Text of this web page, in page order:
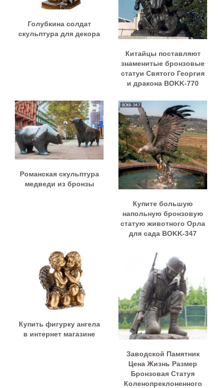
Голубкина солдат
скульптура для декора
Китайцы поставляют
знаменитые бронзовые
статуи Святого Георгия
и дракона BOKK-770
Романская скульптура
медведи из бронзы
Купите большую
напольную бронзовую
статую животного Орла
для сада BOKK-347
Купить фигурку ангела
в интернет магазине
Заводской Памятник
Цена Жизнь Размер
Бронзовая Статуя
Коленопреклоненного